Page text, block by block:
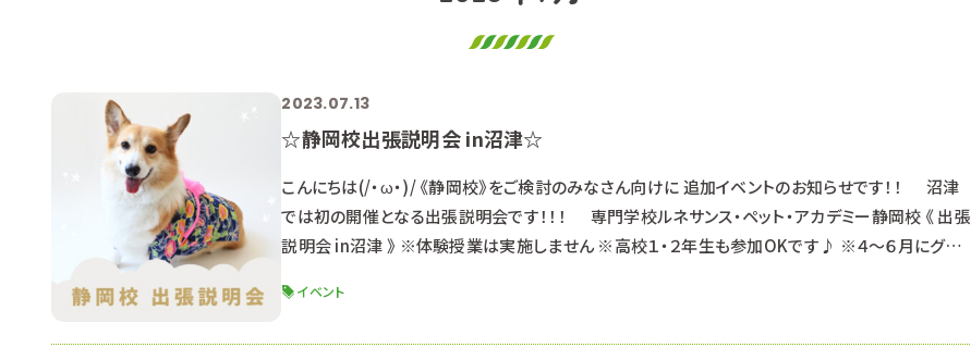
2023.07.13
☆静岡校出張説明会 in沼津☆
こんにちは(/・ω・)/ 《静岡校》をご検討のみなさん向けに 追加イベントのお知らせです！！ 沼津
では初の開催となる出張説明会です！！！ 専門学校ルネサンス・ペット・アカデミー静岡校 《 出張
説明会 in沼津 》 ※体験授業は実施しません ※高校１・２年生も参加OKです♪ ※４～６月にグラ
～１２：３０（受付 １０：１０～） ②１４：００～１６：００（受付 １３：４０～） 希望の時間を
イベント